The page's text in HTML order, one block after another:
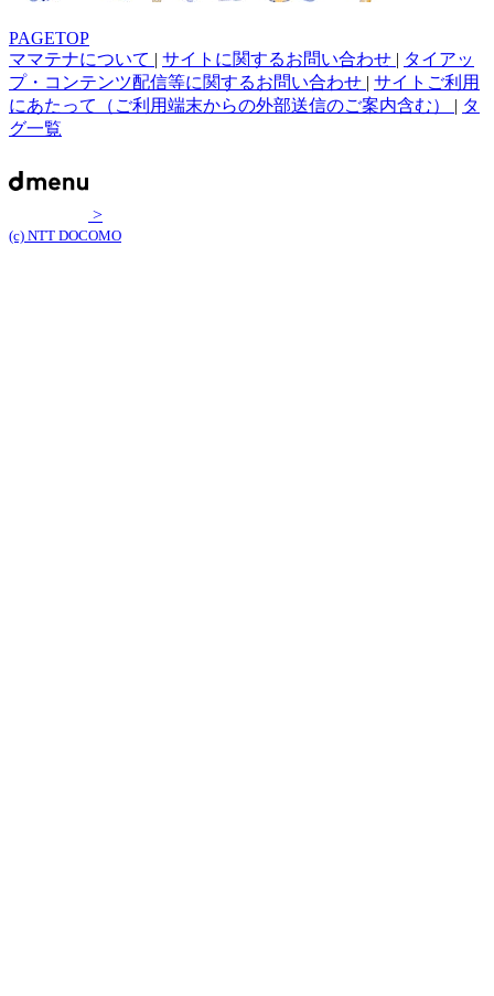
PAGETOP
ママテナについて | サイトに関するお問い合わせ | タイアッ
プ・コンテンツ配信等に関するお問い合わせ | サイトご利用
にあたって（ご利用端末からの外部送信のご案内含む） | タ
グ一覧
>
(c) NTT DOCOMO